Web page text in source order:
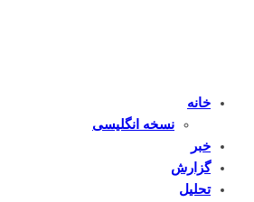
خانه
نسخه انگلیسی
خبر
گزارش
تحلیل